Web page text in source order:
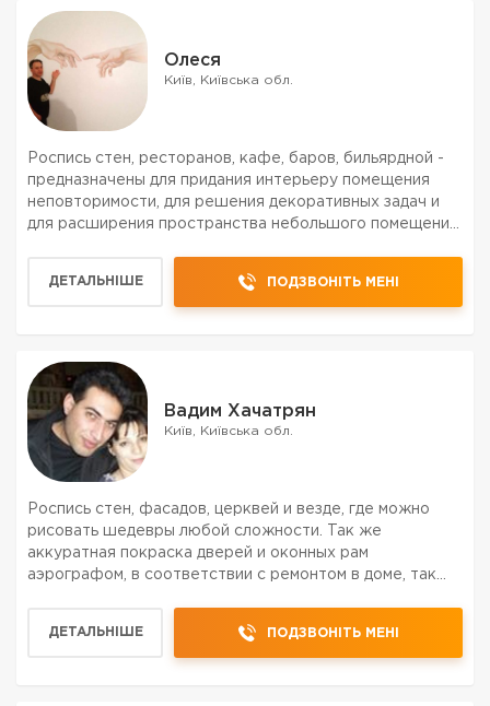
Олеся
Київ, Київська обл.
Роспись стен, ресторанов, кафе, баров, бильярдной -
предназначены для придания интерьеру помещения
неповторимости, для решения декоративных задач и
для расширения пространства небольшого помещения.
ДЕТАЛЬНІШЕ ПОДЗВОНІТЬ МЕНІ
Вадим Хачатрян
Київ, Київська обл.
Роспись стен, фасадов, церквей и везде, где можно
рисовать шедевры любой сложности. Так же
аккуратная покраска дверей и оконных рам
аэрографом, в соответствии с ремонтом в доме, так
работаем охотно для клиенто...
ДЕТАЛЬНІШЕ ПОДЗВОНІТЬ МЕНІ